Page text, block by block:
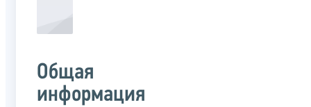
Общая
информация